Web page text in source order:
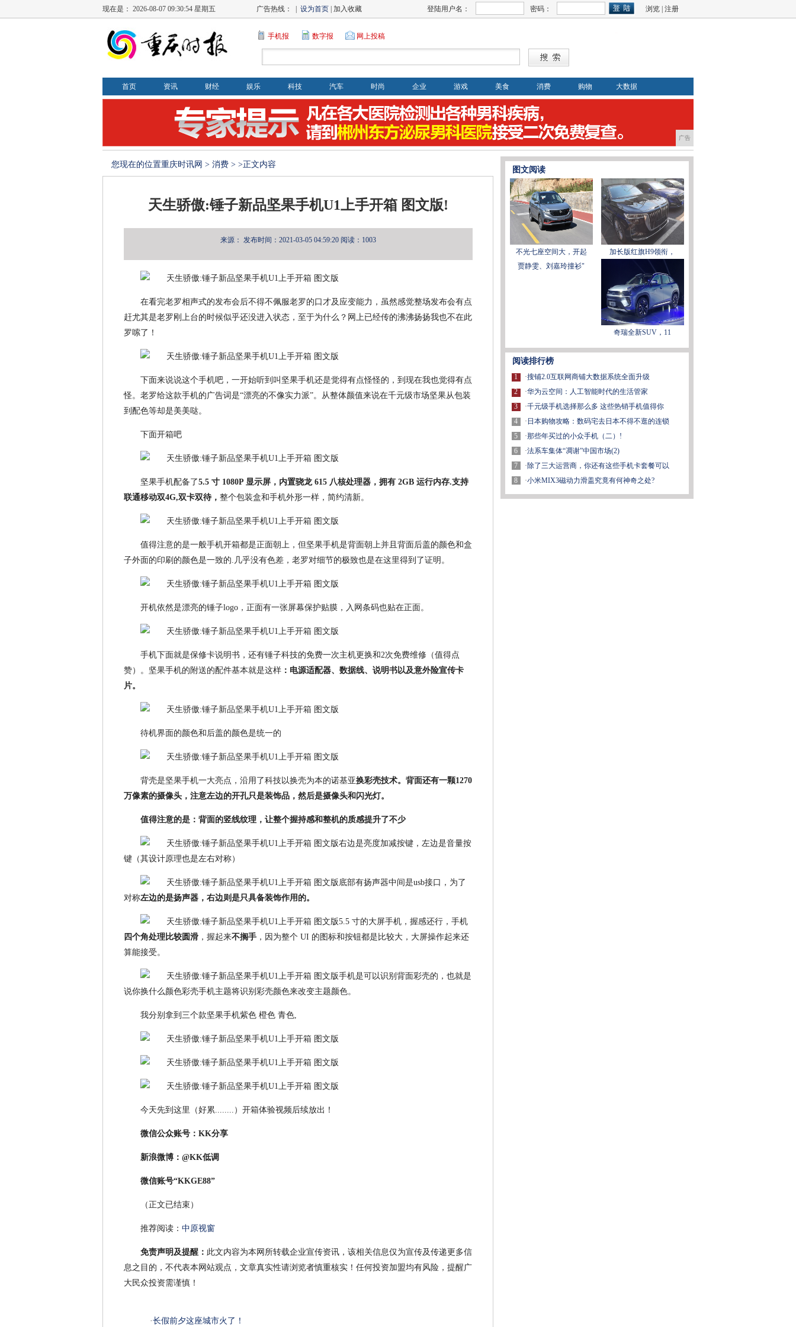
现在是： 2026-08-07 09:30:55 星期五 广告热线： | 设为首页 | 加入收藏 登陆用户名： 密码： 浏览 注册
手机报 数字报 网上投稿
首页 资讯 财经 娱乐 科技 汽车 时尚 企业 游戏 美食 消费 购物 大数据
广告
您现在的位置重庆时讯网 > 消费 > >正文内容
天生骄傲:锤子新品坚果手机U1上手开箱 图文版!
来源： 发布时间：2021-03-05 04:59:20 阅读：1003
在看完老罗相声式的发布会后不得不佩服老罗的口才及应变能力，虽然感觉整场发布会有点
赶尤其是老罗刚上台的时候似乎还没进入状态，至于为什么？网上已经传的沸沸扬扬我也不在此
罗嗦了！
下面来说说这个手机吧，一开始听到叫坚果手机还是觉得有点怪怪的，到现在我也觉得有点
怪。老罗给这款手机的广告词是“漂亮的不像实力派”。从整体颜值来说在千元级市场坚果从包装
到配色等却是美美哒。
下面开箱吧
坚果手机配备了5.5 寸 1080P 显示屏，内置骁龙 615 八核处理器，拥有 2GB 运行内存.支持
联通移动双4G,双卡双待， 整个包装盒和手机外形一样，简约清新。
值得注意的是一般手机开箱都是正面朝上，但坚果手机是背面朝上并且背面后盖的颜色和盒
子外面的印刷的颜色是一致的.几乎没有色差，老罗对细节的极致也是在这里得到了证明。
开机依然是漂亮的锤子logo，正面有一张屏幕保护贴膜，入网条码也贴在正面。
手机下面就是保修卡说明书，还有锤子科技的免费一次主机更换和2次免费维修（值得点
赞）。坚果手机的附送的配件基本就是这样 ：电源适配器、数据线、说明书以及意外险宣传卡
片。
待机界面的颜色和后盖的颜色是统一的
背壳是坚果手机一大亮点，沿用了科技以换壳为本的诺基亚换彩壳技术。背面还有一颗1270
万像素的摄像头，注意左边的开孔只是装饰品，然后是摄像头和闪光灯。
值得注意的是：背面的竖线纹理，让整个握持感和整机的质感提升了不少
右边是亮度加减按键，左边是音量按
键（其设计原理也是左右对称）
底部有扬声器中间是usb接口，为了
对称左边的是扬声器，右边则是只具备装饰作用的。
5.5 寸的大屏手机，握感还行，手机
四个角处理比较圆滑 ，握起来不搁手 ，因为整个 UI 的图标和按钮都是比较大，大屏操作起来还
算能接受。
手机是可以识别背面彩壳的，也就是
说你换什么颜色彩壳手机主题将识别彩壳颜色来改变主题颜色。
我分别拿到三个款坚果手机紫色 橙色 青色,
今天先到这里（好累........）开箱体验视频后续放出！
微信公众账号：KK分享
新浪微博：@KK低调
微信账号“KKGE88”
（正文已结束）
推荐阅读： 中原视窗
免责声明及提醒： 此文内容为本网所转载企业宣传资讯，该相关信息仅为宣传及传递更多信
息之目的，不代表本网站观点，文章真实性请浏览者慎重核实！任何投资加盟均有风险，提醒广
大民众投资需谨慎！
·长假前夕这座城市火了！
图文阅读
不光七座空间大，开起
加长版红旗H9领衔，
贾静雯、刘嘉玲撞衫"
奇瑞全新SUV，11
阅读排行榜
1
2
3
4
5
6
7
8
·搜铺2.0互联网商铺大数据系统全面升级
·华为云空间：人工智能时代的生活管家
·千元级手机选择那么多 这些热销手机值得你
· 日本购物攻略：数码宅去日本不得不逛的连锁
·那些年买过的小众手机（二）!
·法系车集体“凋谢”中国市场(2)
·除了三大运营商，你还有这些手机卡套餐可以
·小米MIX3磁动力滑盖究竟有何神奇之处?